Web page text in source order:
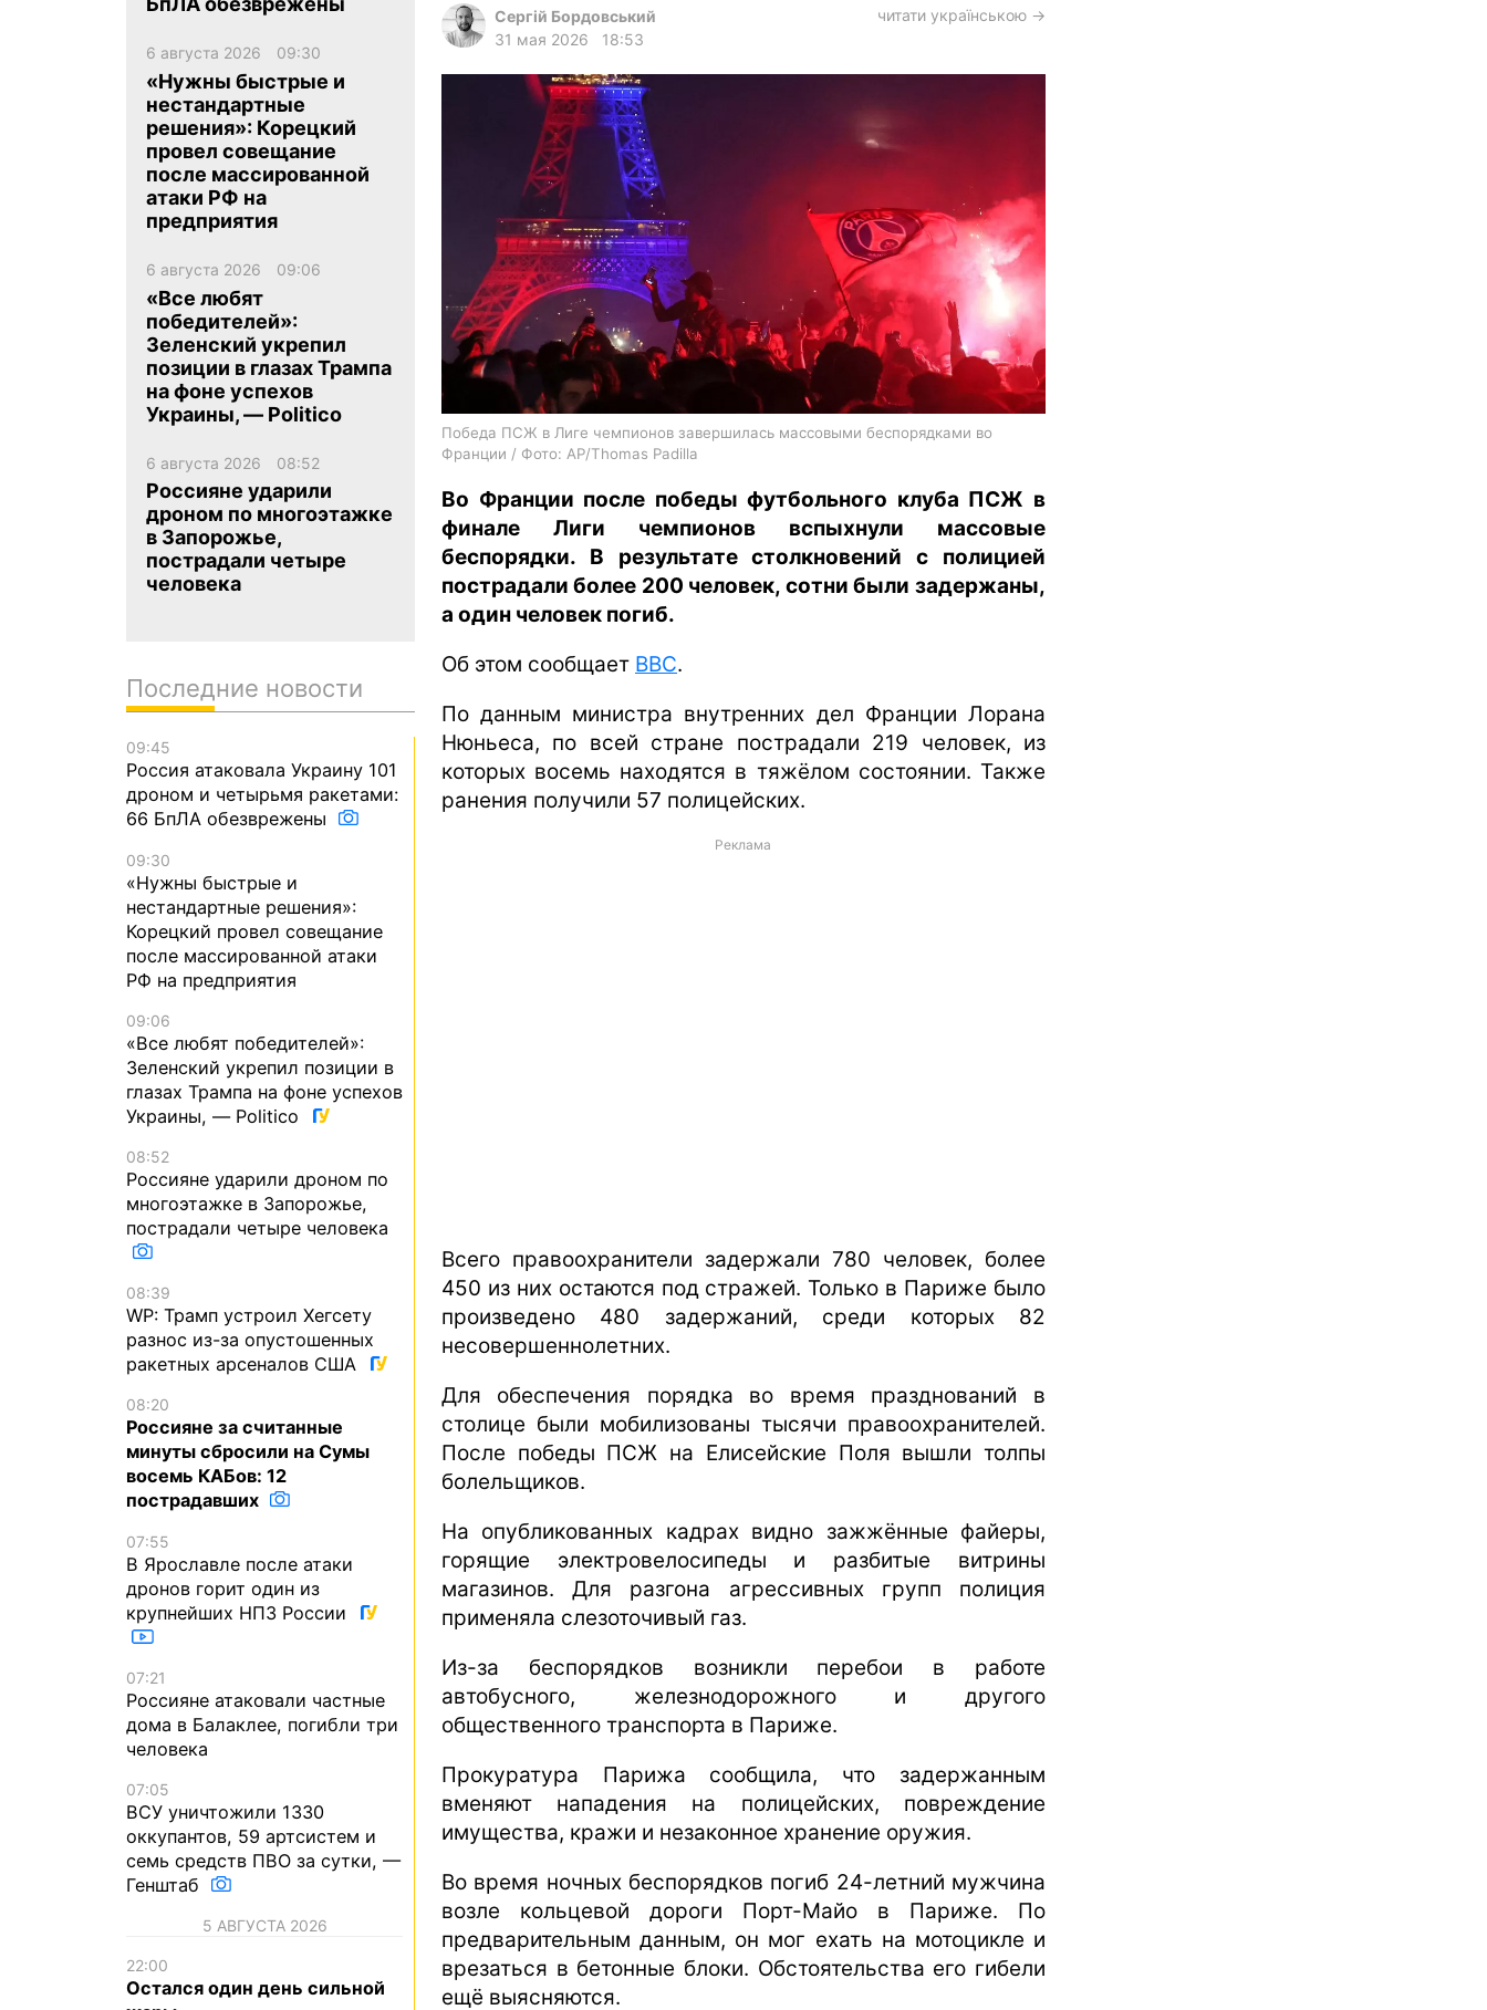
en
Сергій Бордовський
31 мая 2026
18:53
читати українською →
Победа ПСЖ в Лиге чемпионов завершилась массовыми беспорядками во
Франции / Фото: AP/Thomas Padilla
Во Франции после победы футбольного клуба ПСЖ в
финале Лиги чемпионов вспыхнули массовые
беспорядки. В результате столкновений с полицией
пострадали более 200 человек, сотни были задержаны,
а один человек погиб.
Об этом сообщает BBC.
По данным министра внутренних дел Франции Лорана
Нюньеса, по всей стране пострадали 219 человек, из
которых восемь находятся в тяжёлом состоянии. Также
ранения получили 57 полицейских.
Реклама
Всего правоохранители задержали 780 человек, более
450 из них остаются под стражей. Только в Париже было
произведено 480 задержаний, среди которых 82
несовершеннолетних.
Для обеспечения порядка во время празднований в
столице были мобилизованы тысячи правоохранителей.
После победы ПСЖ на Елисейские Поля вышли толпы
болельщиков.
На опубликованных кадрах видно зажжённые файеры,
горящие электровелосипеды и разбитые витрины
магазинов. Для разгона агрессивных групп полиция
применяла слезоточивый газ.
Из-за беспорядков возникли перебои в работе
автобусного, железнодорожного и другого
общественного транспорта в Париже.
Прокуратура Парижа сообщила, что задержанным
вменяют нападения на полицейских, повреждение
имущества, кражи и незаконное хранение оружия.
Во время ночных беспорядков погиб 24-летний мужчина
возле кольцевой дороги Порт-Майо в Париже. По
предварительным данным, он мог ехать на мотоцикле и
врезаться в бетонные блоки. Обстоятельства его гибели
ещё выясняются.
6 августа 2026 09:30
«Нужны быстрые и
нестандартные
решения»: Корецкий
провел совещание
после массированной
атаки РФ на
предприятия
6 августа 2026 09:06
«Все любят
победителей»:
Зеленский укрепил
позиции в глазах Трампа
на фоне успехов
Украины, — Politico
6 августа 2026 08:52
Россияне ударили
дроном по многоэтажке
в Запорожье,
пострадали четыре
человека
Последние новости
09:45
Россия атаковала Украину 101
дроном и четырьмя ракетами:
66 БпЛА обезврежены
09:30
«Нужны быстрые и
нестандартные решения»:
Корецкий провел совещание
после массированной атаки
РФ на предприятия
09:06
«Все любят победителей»:
Зеленский укрепил позиции в
глазах Трампа на фоне успехов
Украины, — Politico
08:52
Россияне ударили дроном по
многоэтажке в Запорожье,
пострадали четыре человека
08:39
WP: Трамп устроил Хегсету
разнос из-за опустошенных
ракетных арсеналов США
08:20
Россияне за считанные
минуты сбросили на Сумы
восемь КАБов: 12
пострадавших
07:55
В Ярославле после атаки
дронов горит один из
крупнейших НПЗ России
07:21
Россияне атаковали частные
дома в Балаклее, погибли три
человека
07:05
ВСУ уничтожили 1330
оккупантов, 59 артсистем и
семь средств ПВО за сутки, —
Генштаб
5 АВГУСТА 2026
22:00
Остался один день сильной